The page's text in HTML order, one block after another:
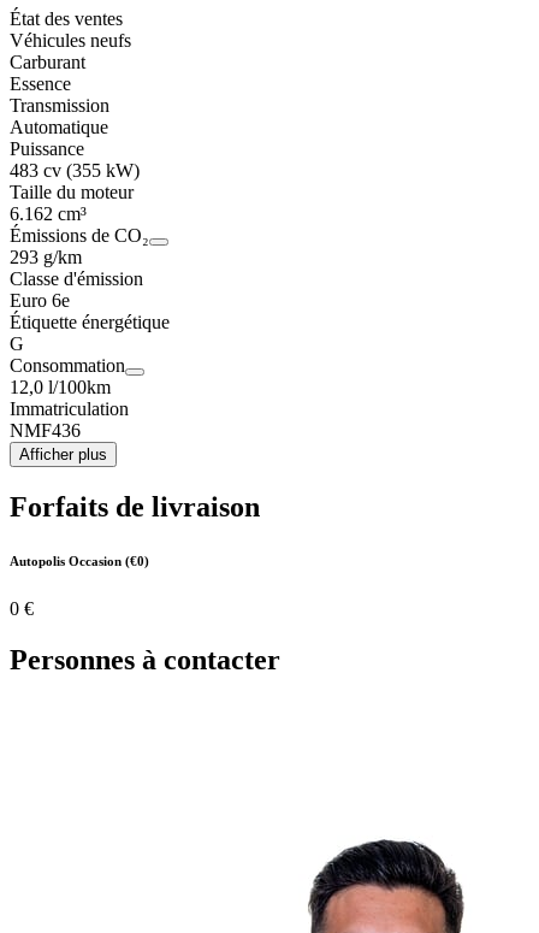
État des ventes
Véhicules neufs
Carburant
Essence
Transmission
Automatique
Puissance
483 cv (355 kW)
Taille du moteur
6.162 cm³
Émissions de CO₂
293 g/km
Classe d'émission
Euro 6e
Étiquette énergétique
G
Consommation
12,0 l/100km
Immatriculation
NMF436
Afficher plus
Forfaits de livraison
Autopolis Occasion (€0)
0 €
Personnes à contacter